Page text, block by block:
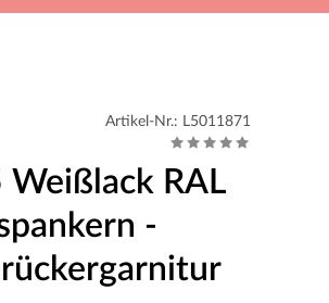
Artikel-Nr.: L5011871
RAL
-